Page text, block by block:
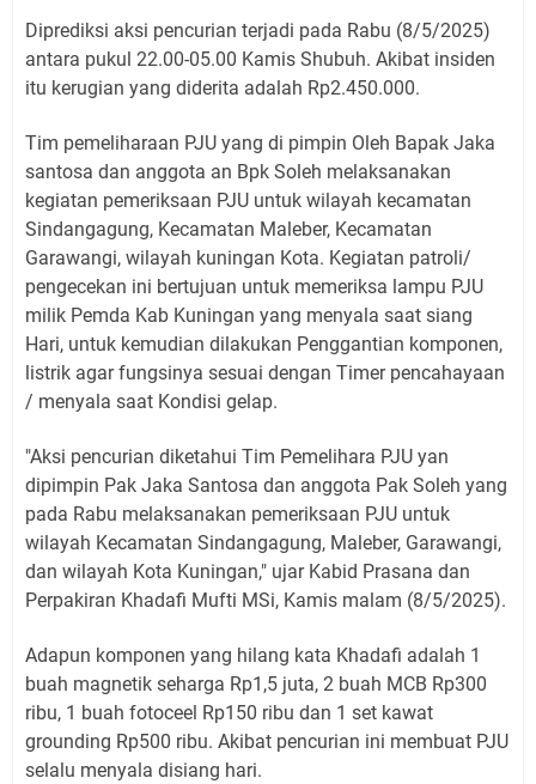
Diprediksi aksi pencurian terjadi pada Rabu (8/5/2025)
antara pukul 22.00-05.00 Kamis Shubuh. Akibat insiden
itu kerugian yang diderita adalah Rp2.450.000.
Tim pemeliharaan PJU yang di pimpin Oleh Bapak Jaka
santosa dan anggota an Bpk Soleh melaksanakan
kegiatan pemeriksaan PJU untuk wilayah kecamatan
Sindangagung, Kecamatan Maleber, Kecamatan
Garawangi, wilayah kuningan Kota. Kegiatan patroli/
pengecekan ini bertujuan untuk memeriksa lampu PJU
milik Pemda Kab Kuningan yang menyala saat siang
Hari, untuk kemudian dilakukan Penggantian komponen,
listrik agar fungsinya sesuai dengan Timer pencahayaan
/ menyala saat Kondisi gelap.
"Aksi pencurian diketahui Tim Pemelihara PJU yan
dipimpin Pak Jaka Santosa dan anggota Pak Soleh yang
pada Rabu melaksanakan pemeriksaan PJU untuk
wilayah Kecamatan Sindangagung, Maleber, Garawangi,
dan wilayah Kota Kuningan," ujar Kabid Prasana dan
Perpakiran Khadafi Mufti MSi, Kamis malam (8/5/2025).
Adapun komponen yang hilang kata Khadafi adalah 1
buah magnetik seharga Rp1,5 juta, 2 buah MCB Rp300
ribu, 1 buah fotoceel Rp150 ribu dan 1 set kawat
grounding Rp500 ribu. Akibat pencurian ini membuat PJU
selalu menyala disiang hari.